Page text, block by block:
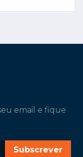
email e fique
Subscrever